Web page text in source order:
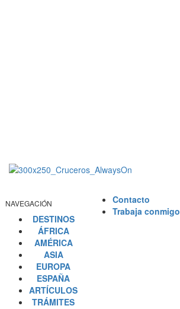
NAVEGACIÓN
DESTINOS
ÁFRICA
AMÉRICA
ASIA
EUROPA
ESPAÑA
ARTÍCULOS
TRÁMITES
Contacto
Trabaja conmigo